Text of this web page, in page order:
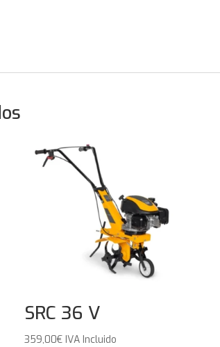
SRC 36 V
359,00€ IVA Incluido